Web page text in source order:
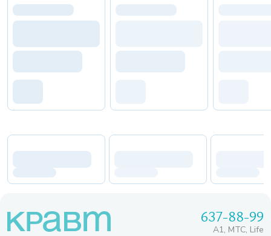
637-88-99
A1, МТС, Life